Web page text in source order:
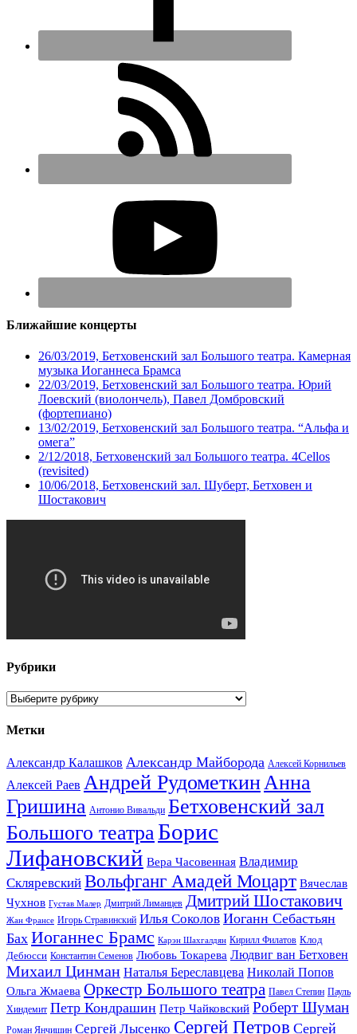
Ближайшие концерты
26/03/2019, Бетховенский зал Большого театра. Камерная
музыка Иоганнеса Брамса
22/03/2019, Бетховенский зал Большого театра. Юрий
Лоевский (виолончель), Павел Домбровский
(фортепиано)
13/02/2019, Бетховенский зал Большого театра. “Альфа и
омега”
2/12/2018, Бетховенский зал Большого театра. 4Cellos
(revisited)
10/06/2018, Бетховенский зал. Шуберт, Бетховен и
Шостакович
Рубрики
Рубрики
Метки
Александр Калашков Александр Майборода Алексей Корнильев
Алексей Раев Андрей РудометкинАнна
Гришина Антонио Вивальди Бетховенский зал
Большого театраБорис
Лифановский Вера Часовенная Владимир
Скляревский Вольфганг Амадей Моцарт Вячеслав
Чухнов Густав Малер Дмитрий Лиманцев Дмитрий Шостакович
Жан Франсе Игорь Стравинский Илья Соколов Иоганн Себастьян
Бах Иоганнес Брамс Карэн Шахгалдян Кирилл Филатов Клод
Дебюсси Константин Семенов Любовь Токарева Людвиг ван Бетховен
Михаил Цинман Наталья Береславцева Николай Попов
Ольга Жмаева Оркестр Большого театра Павел Степин Пауль
Хиндемит Петр Кондрашин Петр Чайковский Роберт Шуман
Роман Янчишин Сергей Лысенко Сергей Петров Сергей